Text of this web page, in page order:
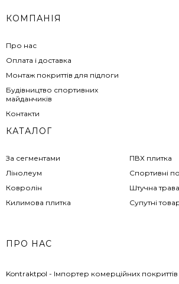
КОМПАНІЯ
Про нас
Оплата і доставка
Монтаж покриттів для підлоги
Будівництво спортивних
майданчиків
Контакти
КАТАЛОГ
За сегментами
Лінолеум
Ковролін
Килимова плитка
ПВХ плитка
Спортивні
Штучна трава
Супутні
ПРО НАС
Kontraktpol - Імпортер комерційних покриттів